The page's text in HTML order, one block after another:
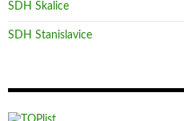
SDH Skalice
SDH Stanislavice